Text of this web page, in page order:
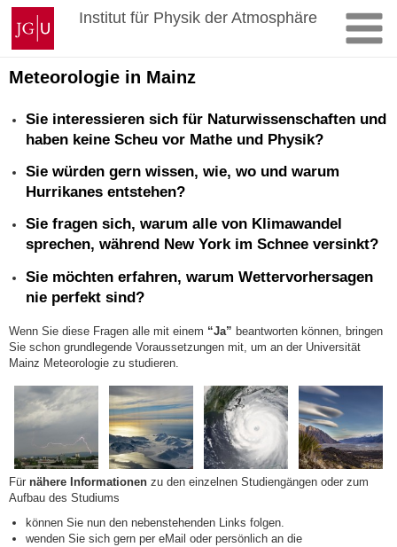
Zum
Inhalt
springen
Johannes
Gutenberg-
Universität
Mainz
Institut für Physik der Atmosphäre
Meteorologie in Mainz
Sie interessieren sich für Naturwissenschaften und
haben keine Scheu vor Mathe und Physik?
Sie würden gern wissen, wie, wo und warum
Hurrikanes entstehen?
Sie fragen sich, warum alle von Klimawandel
sprechen, während New York im Schnee versinkt?
Sie möchten erfahren, warum Wettervorhersagen
nie perfekt sind?
Wenn Sie diese Fragen alle mit einem “Ja” beantworten können, bringen
Sie schon grundlegende Voraussetzungen mit, um an der Universität
Mainz Meteorologie zu studieren.
Für nähere Informationen zu den einzelnen Studiengängen oder zum
Aufbau des Studiums
können Sie nun den nebenstehenden Links folgen.
wenden Sie sich gern per eMail oder persönlich an die